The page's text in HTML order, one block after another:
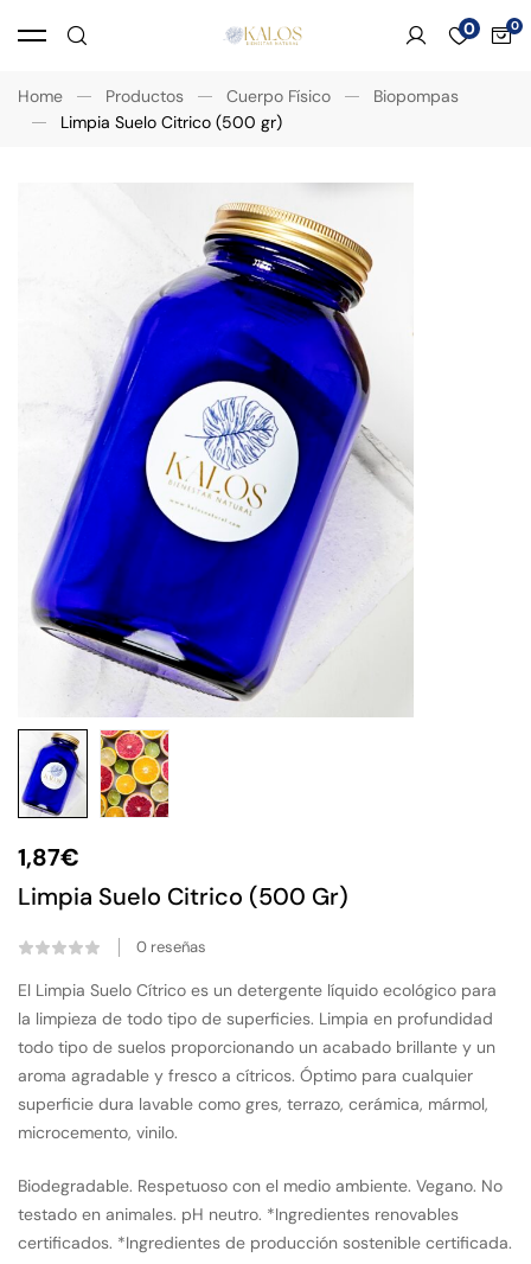
0
Home Productos Cuerpo Físico
Biopompas
Limpia Suelo Citrico (500 gr)
1,87€
Limpia Suelo Citrico (500 Gr)
0 reseñas
El Limpia Suelo Cítrico es un detergente líquido ecológico para
la limpieza de todo tipo de superficies. Limpia en profundidad
todo tipo de suelos proporcionando un acabado brillante y un
aroma agradable y fresco a cítricos. Óptimo para cualquier
superficie dura lavable como gres, terrazo, cerámica, mármol,
microcemento, vinilo.
Biodegradable. Respetuoso con el medio ambiente. Vegano. No
testado en animales. pH neutro. *Ingredientes renovables
certificados. *Ingredientes de producción sostenible certificada.